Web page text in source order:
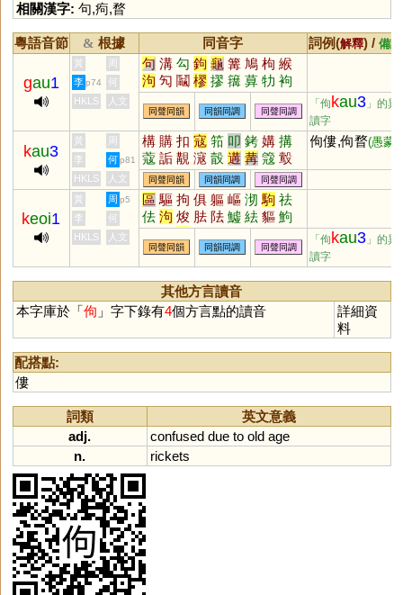
相關漢字: 句,痀,瞀
粵語音節 & 根據 同音字 詞例(解釋) / 備註
gau1
黃 周 句 溝 勾 鉤 龜 篝 鳩 枸 緱
泃 勼 鬮 樛 摎 簼 萛 牞 袧
韝 朻
李 p74
何
HKLS
人文
同聲同韻 同韻同調 同聲同調
「佝 kau3 」的異
讀字
kau3
黃 周 構 購 扣 寇 筘 叩 銬 媾 搆
蔻 詬 覯 滱 瞉 遘 冓 簆 鷇
构 怐 釦
佝僂,佝瞀(愚蒙)
李 何 p81
HKLS 人文 同聲同韻 同韻同調 同聲同調
keoi1
黃 周 p5 區 驅 拘 俱 軀 嶇 沏 駒 祛
佉 泃 焌 胠 阹 鱋 紶 貙 鮈
魼 敺 痀 抾 呿 袪
李
何
HKLS
人文
同聲同韻 同韻同調 同聲同調
「佝 kau3 」的異
讀字
其他方言讀音
本字庫於「佝 」字下錄有4個方言點的讀音
詳細資
料
配搭點:
僂
詞類
英文意義
adj.
confused due to old age
n.
rickets